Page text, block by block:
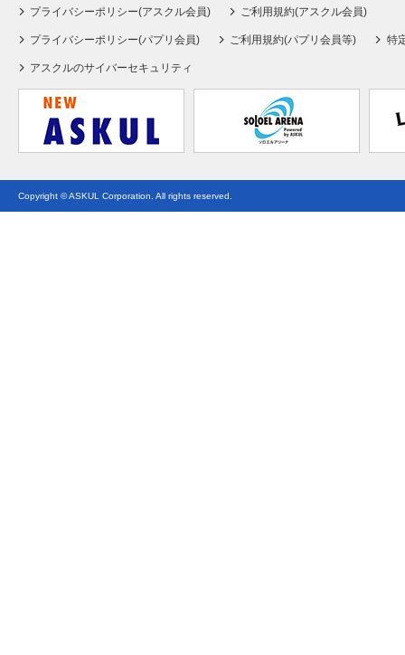
プライバシーポリシー(アスクル会員) ご利用規約(アスクル会員)
プライバシーポリシー(パプリ会員) ご利用規約(パプリ会員等) 特
アスクルのサイバーセキュリティ
Copyright © ASKUL Corporation. All rights reserved.